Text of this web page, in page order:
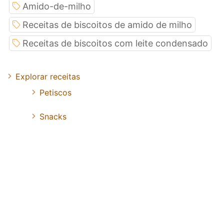
Amido-de-milho
Receitas de biscoitos de amido de milho
Receitas de biscoitos com leite condensado
Explorar receitas
Petiscos
Snacks